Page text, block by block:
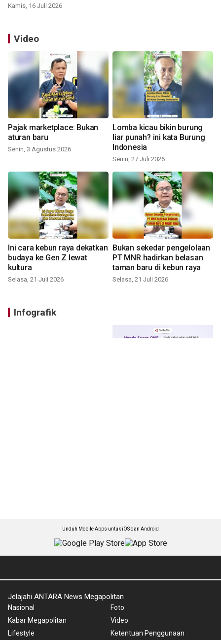
Kamis, 16 Juli 2026
Video
Pajak marketplace: Bukan
aturan baru
Senin, 3 Agustus 2026
Lomba kicau bikin burung
liar punah? ini kata Burung
Indonesia
Senin, 27 Juli 2026
Ini cara kebun raya dekatkan
budaya ke Gen Z lewat
kultura
Selasa, 21 Juli 2026
Bukan sekedar pengelolaan
PT MNR hadirkan belasan
taman baru di kebun raya
Selasa, 21 Juli 2026
Infografik
Unduh Mobile Apps untuk iOS dan Android
Jelajahi ANTARA News Megapolitan
Nasional
Kabar Megapolitan
Lifestyle
Foto
Video
Ketentuan Penggunaan